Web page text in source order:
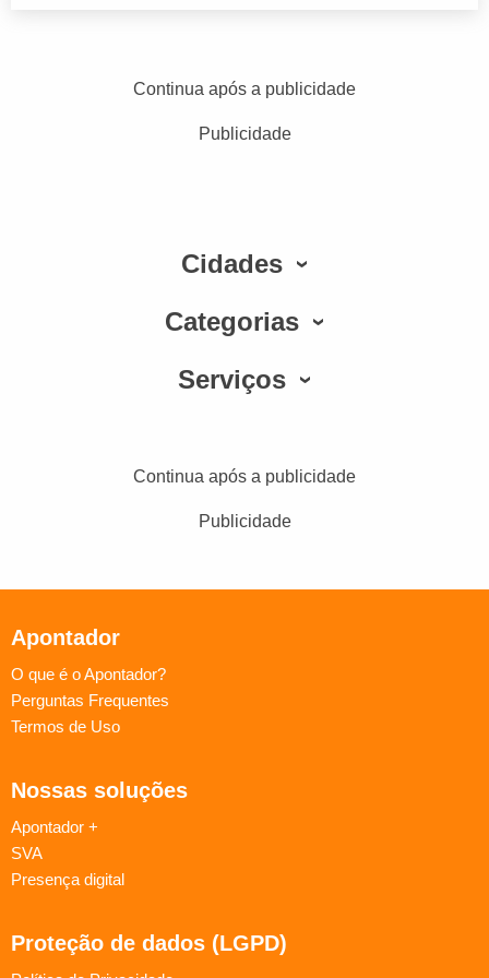
Continua após a publicidade
Publicidade
Cidades
Categorias
Serviços
Continua após a publicidade
Publicidade
Apontador
O que é o Apontador?
Perguntas Frequentes
Termos de Uso
Nossas soluções
Apontador +
SVA
Presença digital
Proteção de dados (LGPD)